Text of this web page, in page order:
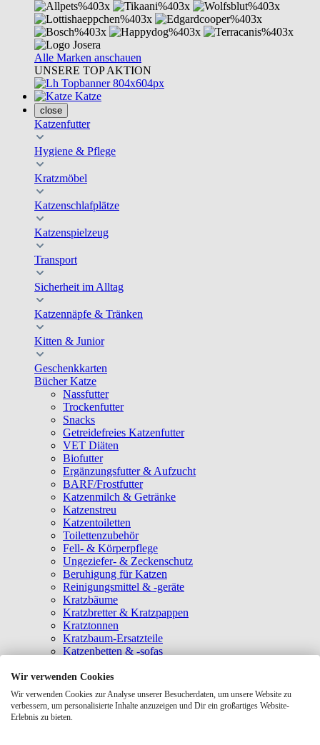
Alle Marken anschauen
UNSERE TOP AKTION
Katze
close
Katzenfutter
Hygiene & Pflege
Kratzmöbel
Katzenschlafplätze
Katzenspielzeug
Transport
Sicherheit im Alltag
Katzennäpfe & Tränken
Kitten & Junior
Geschenkkarten
Bücher Katze
Nassfutter
Trockenfutter
Snacks
Getreidefreies Katzenfutter
VET Diäten
Biofutter
Ergänzungsfutter & Aufzucht
BARF/Frostfutter
Katzenmilch & Getränke
Katzenstreu
Katzentoiletten
Toilettenzubehör
Fell- & Körperpflege
Ungeziefer- & Zeckenschutz
Beruhigung für Katzen
Reinigungsmittel & -geräte
Kratzbäume
Kratzbretter & Kratzpappen
Kratztonnen
Kratzbaum-Ersatzteile
Katzenbetten & -sofas
Katzenhäuser
Hängematten & Fensterliegeplätze
Katzendecken & -matten
Baldrian- & Catnipspielzeug
Wir verwenden Cookies
Wir verwenden Cookies zur Analyse unserer Besucherdaten, um unsere Website zu
verbessern, um personalisierte Inhalte anzuzeigen und Dir ein großartiges Website-
Erlebnis zu bieten.